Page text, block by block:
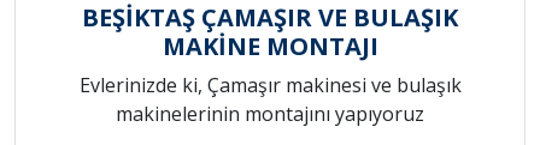
BEŞİKTAŞ ÇAMAŞIR VE BULAŞIK
MAKİNE MONTAJI
Evlerinizde ki, Çamaşır makinesi ve bulaşık
makinelerinin montajını yapıyoruz